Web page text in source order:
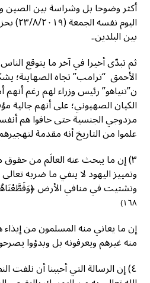
أكثر وضوحا بل وشراسة بين الصين
اليوم
بين البلدين..
ثم تبدّى أخيرا في آخر ما يتوقع
الأحمق “ترامب” تجاه الصهاينة؛
ن”تنياهو” رئيس وزراء لهم رغم أنهم
الكيان الصهيوني؛ على أنهم جالية
مزدوجي الجنسية حتى خافوا هم
علموا من التاريخ أنه مقدمة
٣) إن ما يبحث عنه العالَم من
وتمييز اليهود لا ينفي ما ضربه
وتشتيت في منافي الأرض
١٦٨)
إن ما يعاني منه المسلمون من إيذاء
منه غيرهم ويعرفونه بل وبدؤوا
٤) إن الرسالة التي أحببنا أن نلفت